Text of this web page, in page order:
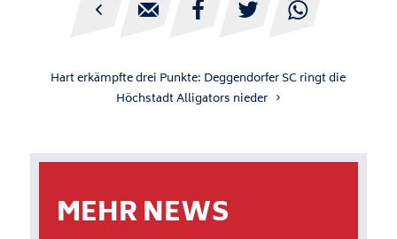
    
Hart erkämpfte drei Punkte: Deggendorfer SC ringt die
Höchstadt Alligators nieder
MEHR NEWS